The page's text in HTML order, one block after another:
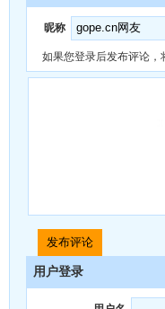
昵称
如果您登录后发布评论，
用户登录